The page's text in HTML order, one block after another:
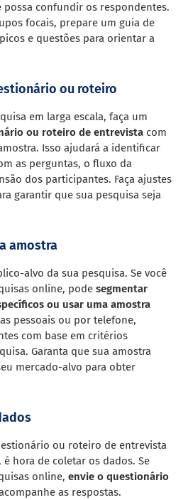
possa confundir os respondentes.
focais, prepare um guia de
e questões para orientar a
ou roteiro
em larga escala, faça um
ou roteiro de entrevista com
Isso ajudará a identificar
as perguntas, o fluxo da
dos participantes. Faça ajustes
garantir que sua pesquisa seja
amostra
alvo da sua pesquisa. Se você
online, pode segmentar
ou usar uma amostra
pessoais ou por telefone,
com base em critérios
Garanta que sua amostra
mercado-alvo para obter
ou roteiro de entrevista
hora de coletar os dados. Se
online, envie o questionário
as respostas.